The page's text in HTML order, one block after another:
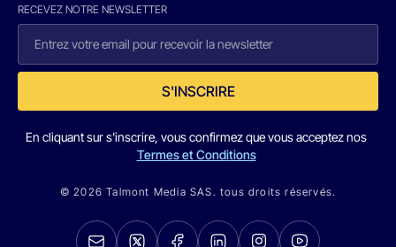
RECEVEZ NOTRE NEWSLETTER
S'INSCRIRE
En cliquant sur s'inscrire, vous confirmez que vous acceptez nos
Termes et Conditions
© 2026 Talmont Media SAS. tous droits réservés.